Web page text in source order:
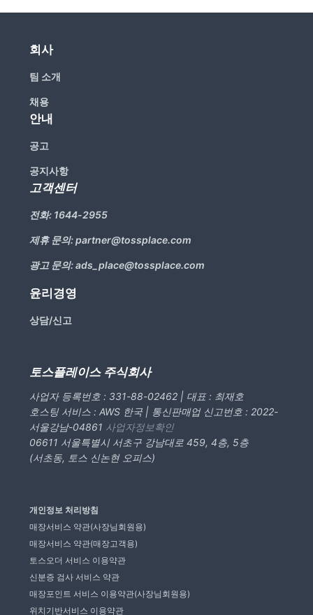
회사
팀 소개
채용
안내
공고
공지사항
고객센터
전화: 1644-2955
제휴 문의:partner@tossplace.com
광고 문의:ads_place@tossplace.com
윤리경영
상담/신고
토스플레이스 주식회사
사업자 등록번호 : 331-88-02462 | 대표 : 최재호
호스팅 서비스 : AWS 한국 | 통신판매업 신고번호 : 2022-
서울강남-04861 사업자정보확인
06611 서울특별시 서초구 강남대로 459, 4층, 5층
(서초동, 토스 신논현 오피스)
개인정보 처리방침
매장서비스 약관(사장님회원용)
매장서비스 약관(매장고객용)
토스오더 서비스 이용약관
신분증 검사 서비스 약관
매장포인트 서비스 이용약관(사장님회원용)
위치기반서비스 이용약관